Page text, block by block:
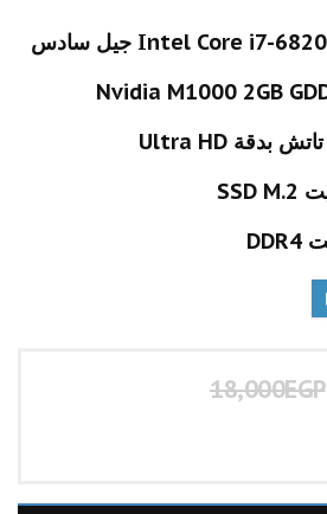
18,000EGP